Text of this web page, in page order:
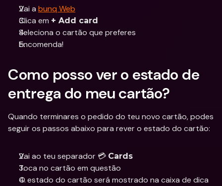
Vai a bunq Web
Clica em + Add card
Seleciona o cartão que preferes
Encomenda!
Como posso ver o estado de
entrega do meu cartão?
Quando terminares o pedido do teu novo cartão, podes
seguir os passos abaixo para rever o estado do cartão:
Vai ao teu separador 💳 Cards
Toca no cartão em questão
O estado do cartão será mostrado na caixa de dica